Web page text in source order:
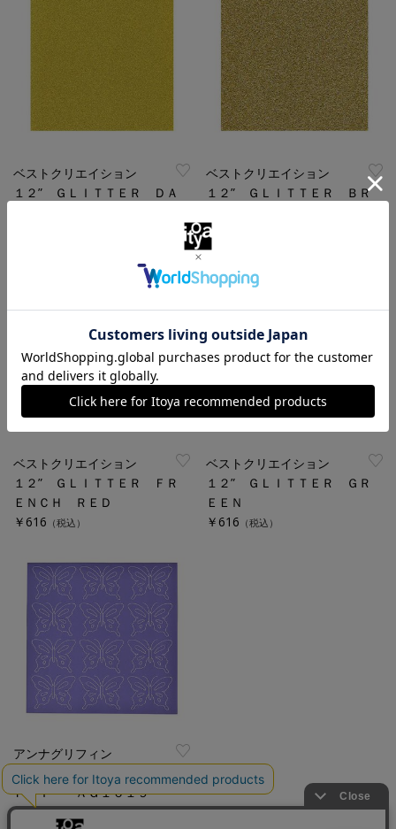
ベストクリエイション
１２” ＧＬＩＴＴＥＲ ＤＡ
ベストクリエイション
１２” ＧＬＩＴＴＥＲ ＢＲ
￥616
ベストクリエイション
１２” ＧＬＩＴＴＥＲ ＦＲ
ＥＮＣＨ ＲＥＤ
￥616 （税込）
ベストクリエイション
１２” ＧＬＩＴＴＥＲ ＧＲ
ＥＥＮ
￥616 （税込）
アンナグリフィン
１２”ステッチ ＢＵＴＴＥＲ
ＦＬＹ ＡＧ１６１９
￥836（税込）